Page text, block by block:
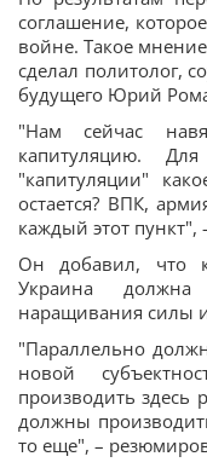
соглашение,
войне. Такое
сделал политолог,
будущего Юрий
"Нам сейчас
капитуляцию.
"капитуляции"
остается? ВПК,
каждый этот пункт",
Он добавил, что
Украина
наращивания силы
"Параллельно
новой
производить здесь
должны
то еще", –